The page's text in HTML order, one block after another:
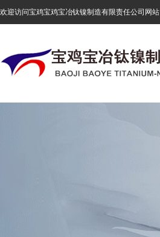
欢迎访问宝鸡宝鸡宝冶钛镍制造有限责任公司网站